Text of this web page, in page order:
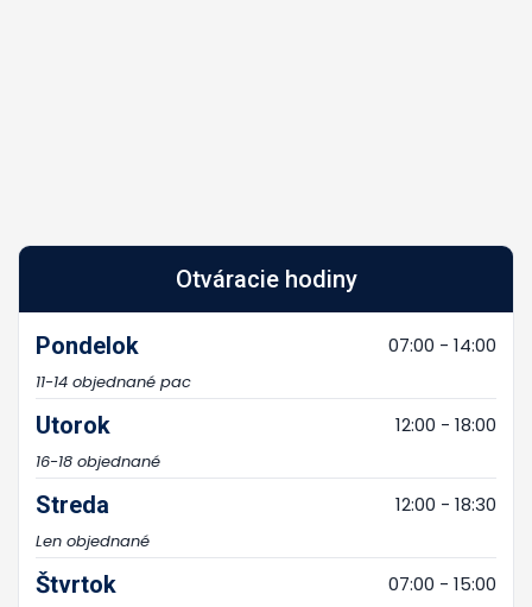
Otváracie hodiny
Pondelok 07:00 - 14:00
11-14 objednané pac
Utorok 12:00 - 18:00
16-18 objednané
Streda 12:00 - 18:30
Len objednané
Štvrtok 07:00 - 15:00